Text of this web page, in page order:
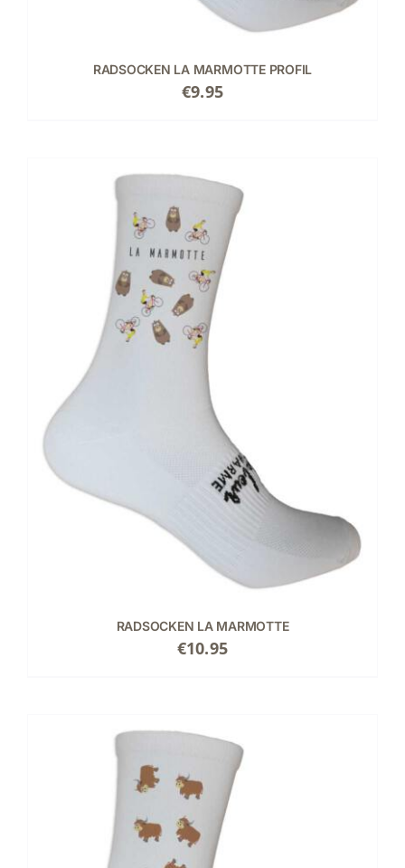
RADSOCKEN LA MARMOTTE PROFIL
€9.95
RADSOCKEN LA MARMOTTE
€10.95